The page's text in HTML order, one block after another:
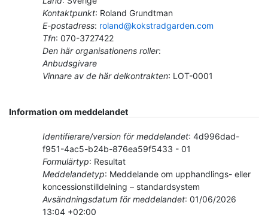
Kontaktpunkt: Roland Grundtman
E-postadress: roland@kokstradgarden.com
Tfn: 070-3727422
Den här organisationens roller:
Anbudsgivare
Vinnare av de här delkontrakten: LOT-0001
Information om meddelandet
Identifierare/version för meddelandet: 4d996dad-
f951-4ac5-b24b-876ea59f5433 - 01
Formulärtyp: Resultat
Meddelandetyp: Meddelande om upphandlings- eller
koncessionstilldelning – standardsystem
Avsändningsdatum för meddelandet: 01/06/2026
13:04 +02:00